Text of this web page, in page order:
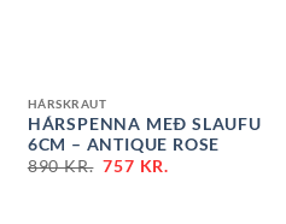
HÁRSKRAUT
HÁRSPENNA MEÐ SLAUFU
6CM – ANTIQUE ROSE
890KR. 757 KR.